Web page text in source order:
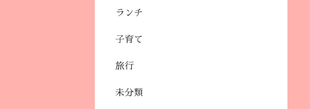
ランチ
子育て
旅行
未分類